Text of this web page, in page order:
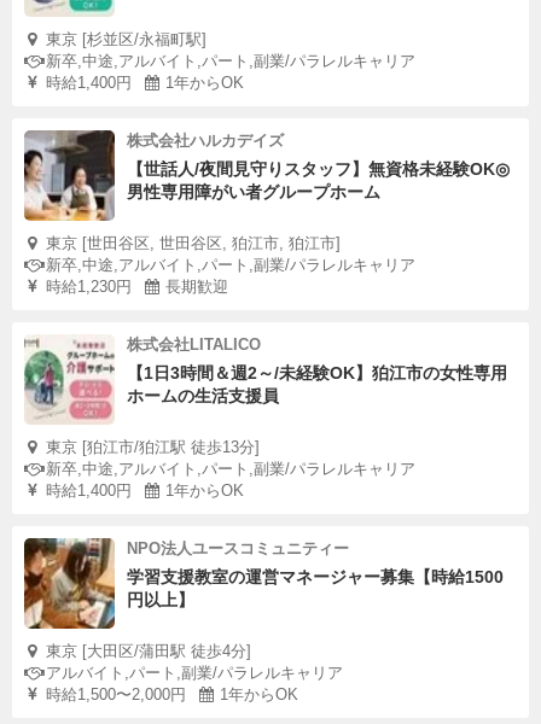
東京 [杉並区/永福町駅]
新卒,中途,アルバイト,パート,副業/パラレルキャリア
時給1,400円
1年からOK
株式会社ハルカデイズ
【世話人/夜間見守りスタッフ】無資格未経験OK◎
男性専用障がい者グループホーム
東京 [世田谷区, 世田谷区, 狛江市, 狛江市]
新卒,中途,アルバイト,パート,副業/パラレルキャリア
時給1,230円
長期歓迎
株式会社LITALICO
【1日3時間＆週2～/未経験OK】狛江市の女性専用
ホームの生活支援員
東京 [狛江市/狛江駅 徒歩13分]
新卒,中途,アルバイト,パート,副業/パラレルキャリア
時給1,400円
1年からOK
NPO法人ユースコミュニティー
学習支援教室の運営マネージャー募集【時給1500
円以上】
東京 [大田区/蒲田駅 徒歩4分]
アルバイト,パート,副業/パラレルキャリア
時給1,500〜2,000円
1年からOK